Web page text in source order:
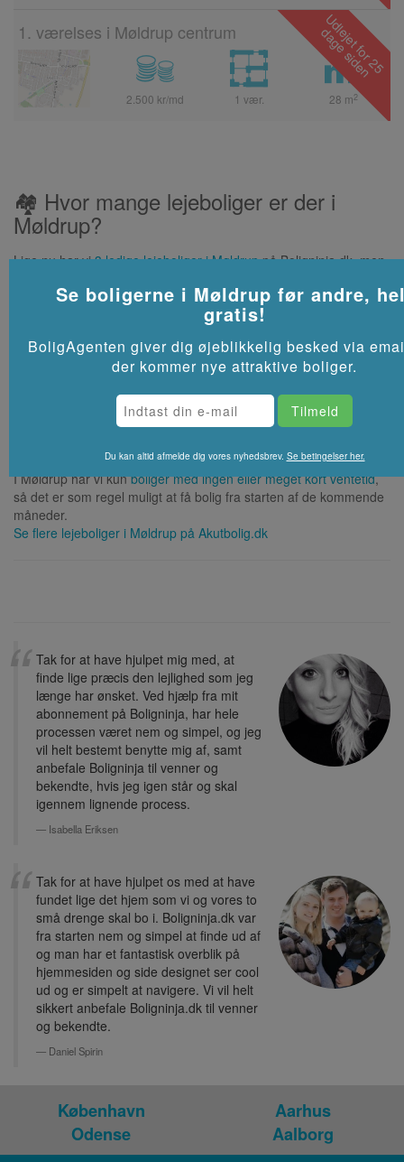
1. værelses i Møldrup centrum
2.500 kr/md 1 vær. 28 m2
🏘 Hvor mange lejeboliger er der i
Møldrup?
Lige nu har vi3 ledige lejeboliger i Møldruppå Boligninja.dk, men
BoligAgent for at få emails, hver gang der er nye boliger.
💰 Hvor høj er huslejen i Møldrup?
De boliger der i øjeblikket erledige i Møldruphar husleje fra 0 til
⚡ Hvor hurtigt kan man få bolig i
I Møldrup har vi kunboliger med ingen eller meget kort ventetid,
så det er som regel muligt at få bolig fra starten af de kommende
måneder.
Se flere lejeboliger i Møldrup på Akutbolig.dk
Tak for at have hjulpet mig med, at
finde lige præcis den lejlighed som jeg
længe har ønsket. Ved hjælp fra mit
abonnement på Boligninja, har hele
processen været nem og simpel, og jeg
vil helt bestemt benytte mig af, samt
anbefale Boligninja til venner og
bekendte, hvis jeg igen står og skal
igennem lignende process.
Isabella Eriksen
Tak for at have hjulpet os med at have
fundet lige det hjem som vi og vores to
små drenge skal bo i. Boligninja.dk var
fra starten nem og simpel at finde ud af
og man har et fantastisk overblik på
hjemmesiden og side designet ser cool
ud og er simpelt at navigere. Vi vil helt
sikkert anbefale Boligninja.dk til venner
og bekendte.
Daniel Spirin
København
Aarhus
Odense
Aalborg
Se boligerne i Møldrup før andre,
gratis!
BoligAgenten giver dig øjeblikkelig besked via
der kommer nye attraktive boliger.
Du kan altid afmelde dig vores nyhedsbrev. Se betingelser her.